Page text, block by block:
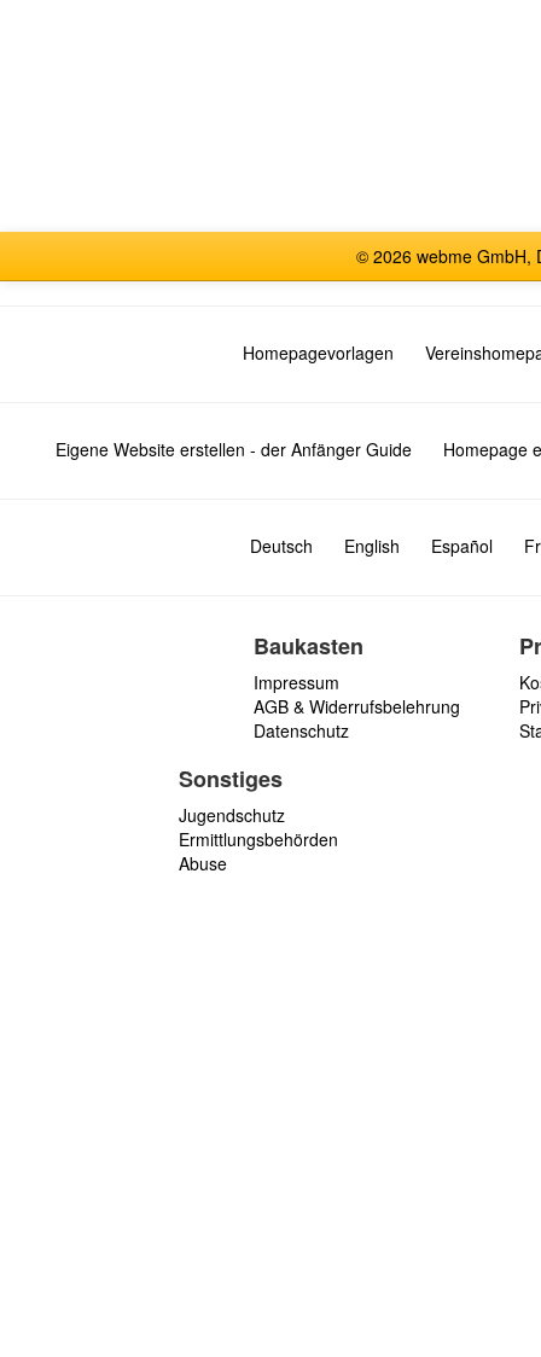
© 2026 webme GmbH,
Homepagevorlagen
Eigene Website erstellen - der Anfänger Guide Homepage
Deutsch English Español
Baukasten
Impressum
AGB & Widerrufsbelehrung
Datenschutz
Sonstiges
Jugendschutz
Ermittlungsbehörden
Abuse